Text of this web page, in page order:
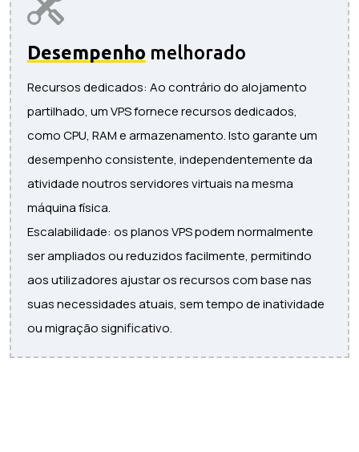
Desempenho melhorado
Recursos dedicados: Ao contrário do alojamento
partilhado, um VPS fornece recursos dedicados,
como CPU, RAM e armazenamento. Isto garante um
desempenho consistente, independentemente da
atividade noutros servidores virtuais na mesma
máquina física.
Escalabilidade: os planos VPS podem normalmente
ser ampliados ou reduzidos facilmente, permitindo
aos utilizadores ajustar os recursos com base nas
suas necessidades atuais, sem tempo de inatividade
ou migração significativo.